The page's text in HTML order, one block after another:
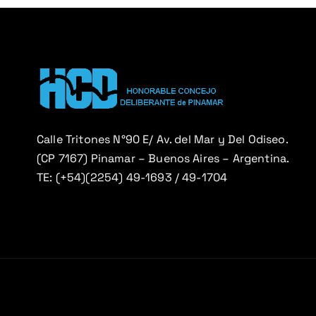
d
e
e
n
Calle Tritones N°90 E/ Av. del Mar y Del Odiseo.
(CP 7167) Pinamar – Buenos Aires – Argentina.
TE: (+54)(2254) 49-1693 / 49-1704